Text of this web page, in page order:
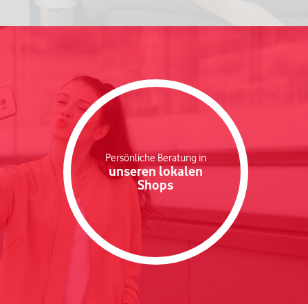
Persönliche Beratung in
unseren lokalen
Shops